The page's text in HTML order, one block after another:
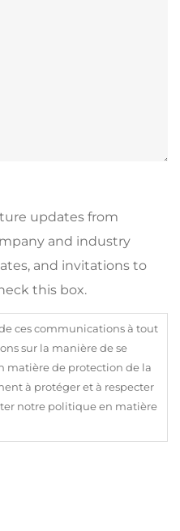
updates from
and industry
and invitations to
this box.
ces communications à tout
sur la manière de se
matière de protection de la
à protéger et à respecter
notre politique en matière